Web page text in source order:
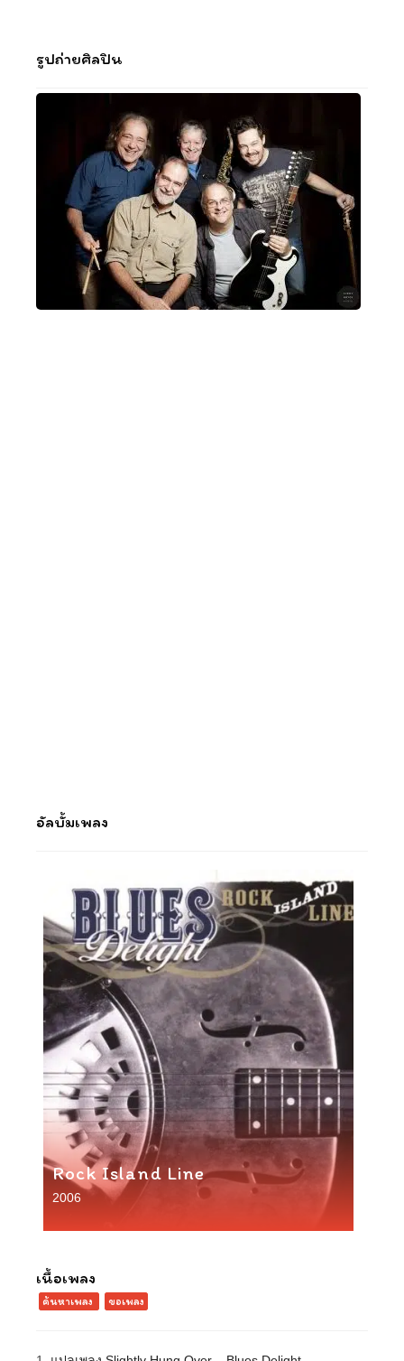
รูปถ่ายศิลปิน
อัลบั้มเพลง
Rock Island Line
2006
เนื้อเพลง
ค้นหาเพลง ขอเพลง